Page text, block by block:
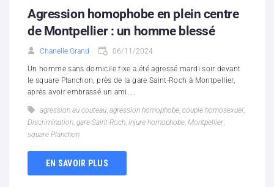
Agression homophobe en plein centre
de Montpellier : un homme blessé
Chanelle Grand 06/11/2024
Un homme sans domicile fixe a été agressé mardi soir devant
le square Planchon, près de la gare Saint-Roch à Montpellier,
après avoir embrassé un ami....
agression au couteau, agression homophobe, couple homosexuel,
Discrimination, gare Saint-Roch, injure homophobe, Montpellier,
square Planchon
EN SAVOIR PLUS